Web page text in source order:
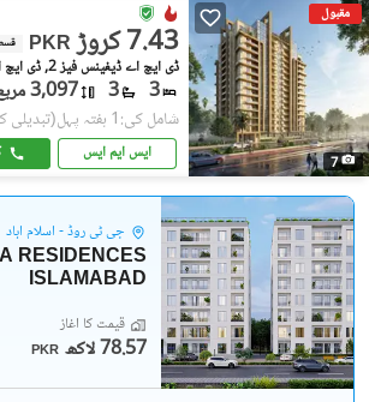
مقبول
7
PKR 7.43 کروڑ
ڈی ایچ اے ڈیفینس فیز 2, ڈی ایچ اے ڈیفینس
3
3 3,097 مربع فیٹ
شامل کی:1 ہفتہ پہل (تبدیلی کی
ایس ایم ایس
جی ٹی روڈ - اسلام آباد
RESIDENCES
ISLAMABAD
قیمت کا آغاز
PKR 78.57 لاکھ